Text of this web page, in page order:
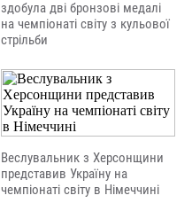
здобула дві бронзові медалі
на чемпіонаті світу з кульової
стрільби
Веслувальник з Херсонщини
представив Україну на
чемпіонаті світу в Німеччині